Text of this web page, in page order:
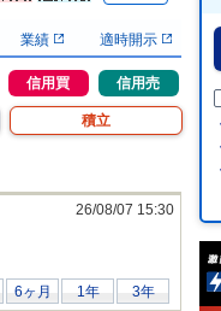
業績 適時開示
信用買 信用売
積立
26/08/07 15:30
6ヶ月 1年 3年